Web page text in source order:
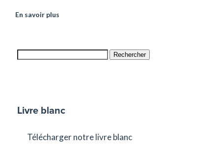
En savoir plus
Rechercher
Livre blanc
Télécharger notre livre blanc